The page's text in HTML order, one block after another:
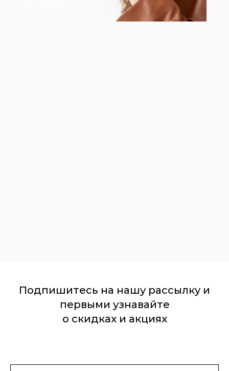
Подпишитесь на нашу рассылку и
первыми узнавайте
о скидках и акциях